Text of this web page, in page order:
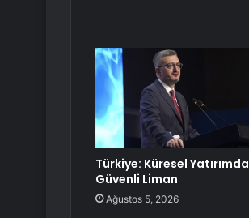
Türkiye: Küresel Yatırımda
Güvenli Liman
Ağustos 5, 2026